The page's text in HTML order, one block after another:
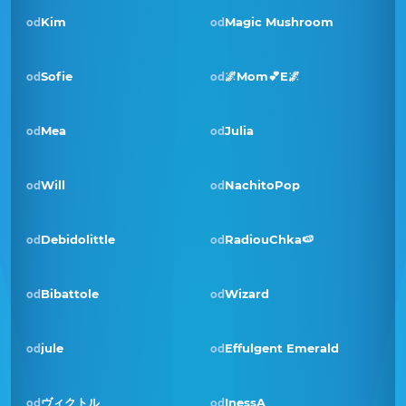
od Kim od Magic Mushroom
odSofie Pobjednik · svi 2022
od 🌌Mom💕E🌌
od Mea odJulia
odWill od NachitoPop
od Debidolittle Pobjednik · ruj 2021
od RadiouChka🍉
od Bibattole odWizard
odjule od Effulgent Emerald
od ヴィクトル od InessA